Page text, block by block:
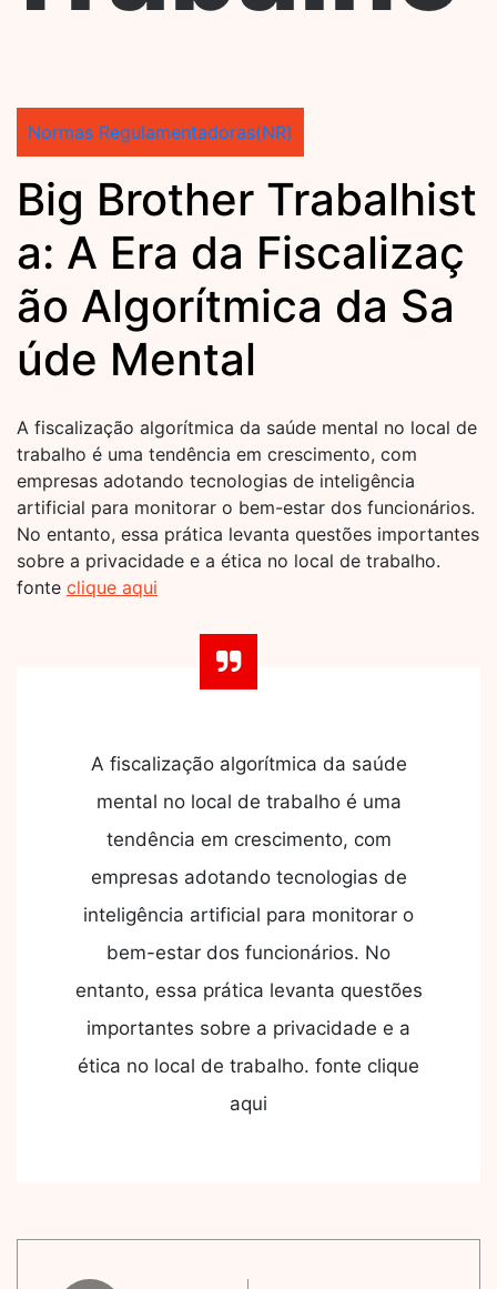
Normas Regulamentadoras(NR)
Big Brother Trabalhist
a: A Era da Fiscalizaç
ão Algorítmica da Sa
úde Mental
A fiscalização algorítmica da saúde mental no local de
trabalho é uma tendência em crescimento, com
empresas adotando tecnologias de inteligência
artificial para monitorar o bem-estar dos funcionários.
No entanto, essa prática levanta questões importantes
sobre a privacidade e a ética no local de trabalho.
fonte clique aqui
A fiscalização algorítmica da saúde
mental no local de trabalho é uma
tendência em crescimento, com
empresas adotando tecnologias de
inteligência artificial para monitorar o
bem-estar dos funcionários. No
entanto, essa prática levanta questões
importantes sobre a privacidade e a
ética no local de trabalho. fonte clique
aqui